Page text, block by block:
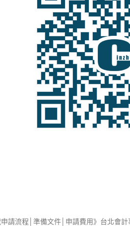
請流程│準備文件│申請費用》台北會計